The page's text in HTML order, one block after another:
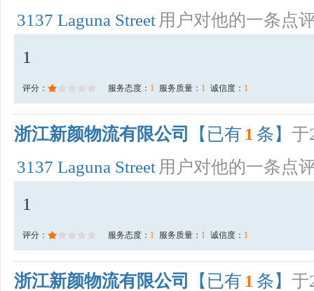
3137 Laguna Street 用户对他的一条点
1
评分： 服务态度： 1 服务质量： 1 诚信度： 1
浙江新颜物流有限公司 【已有 1 条】 于
3137 Laguna Street 用户对他的一条点
1
评分： 服务态度： 1 服务质量： 1 诚信度： 1
浙江新颜物流有限公司 【已有 1 条】 于